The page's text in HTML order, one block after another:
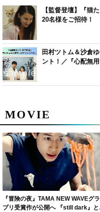
MOVIE
『冒険の夜』TAMA NEW WAVEグ
プリ受賞作が公開へ 『still dark』と
【監督登壇】『猫
20名様をご招待！
田村ツトム＆沙倉
ント！／『心配無